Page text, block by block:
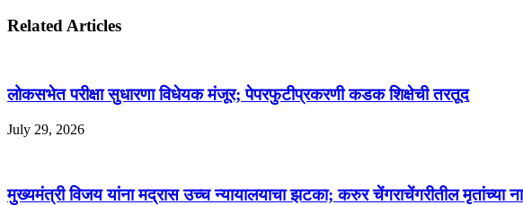
Related Articles
लोकसभेत परीक्षा सुधारणा विधेयक मंजूर; पेपरफुटीप्रकरणी कडक शिक्षेची तरतूद
July 29, 2026
मुख्यमंत्री विजय यांना मद्रास उच्च न्यायालयाचा झटका; करुर चेंगराचेंगरीतील मृतांच्या